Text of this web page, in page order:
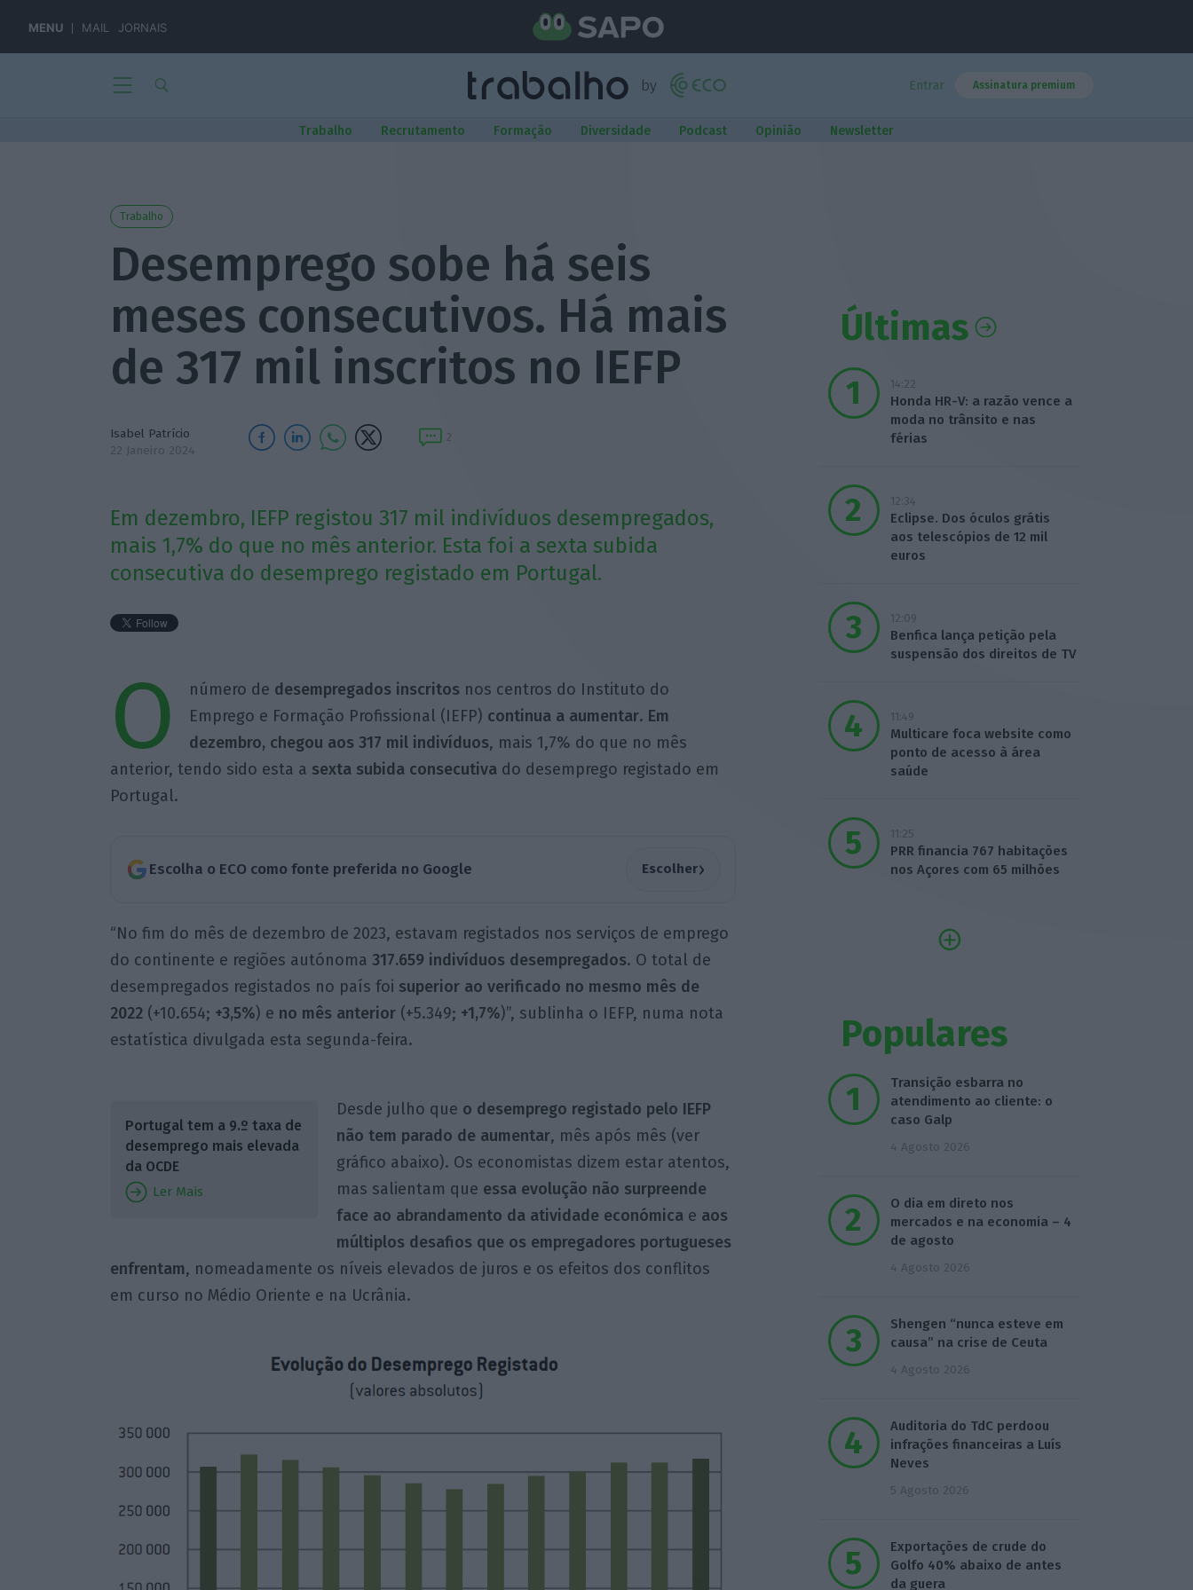
MENU MAIL JORNAIS
Entrar Assinatura premium
Trabalho Recrutamento Formação Diversidade Podcast Opinião Newsletter
Trabalho
Desemprego sobe há seis
meses consecutivos. Há mais
de 317 mil inscritos no IEFP
Isabel Patrício
22 Janeiro 2024
2
Em dezembro, IEFP registou 317 mil indivíduos desempregados,
mais 1,7% do que no mês anterior. Esta foi a sexta subida
consecutiva do desemprego registado em Portugal.
O número de desempregados inscritos nos centros do Instituto do
Emprego e Formação Profissional (IEFP) continua a aumentar. Em
dezembro, chegou aos 317 mil indivíduos, mais 1,7% do que no mês
anterior, tendo sido esta a sexta subida consecutivado desemprego registado em
Portugal.
Escolha o ECO como fonte preferida no Google Escolher›
“No fim do mês de dezembro de 2023, estavam registados nos serviços de emprego
do continente e regiões autónoma 317.659 indivíduos desempregados. O total de
desempregados registados no país foi superior ao verificado no mesmo mês de
2022 (+10.654; +3,5%) e no mês anterior (+5.349; +1,7%)”, sublinha o IEFP, numa nota
estatística divulgada esta segunda-feira.
Portugal tem a 9.º taxa de
desemprego mais elevada
da OCDE
Ler Mais
Desde julho que o desemprego registado pelo IEFP
não tem parado de aumentar, mês após mês (ver
gráfico abaixo). Os economistas dizem estar atentos,
mas salientam que essa evolução não surpreende
face ao abrandamento da atividade económicae aos
múltiplos desafios que os empregadores portugueses
enfrentam, nomeadamente os níveis elevados de juros e os efeitos dos conflitos
em curso no Médio Oriente e na Ucrânia.
Últimas
14:22
Honda HR-V: a razão vence a
moda no trânsito e nas
férias
12:34
Eclipse. Dos óculos grátis
aos telescópios de 12 mil
euros
12:09
Benfica lança petição pela
suspensão dos direitos de TV
11:49
Multicare foca website como
ponto de acesso à área
saúde
11:25
PRR financia 767 habitações
nos Açores com 65 milhões
Populares
Transição esbarra no
atendimento ao cliente: o
caso Galp
4 Agosto 2026
O dia em direto nos
mercados e na economia – 4
de agosto
4 Agosto 2026
Shengen “nunca esteve em
causa” na crise de Ceuta
4 Agosto 2026
Auditoria do TdC perdoou
infrações financeiras a Luís
Neves
5 Agosto 2026
Exportações de crude do
Golfo 40% abaixo de antes
da guera